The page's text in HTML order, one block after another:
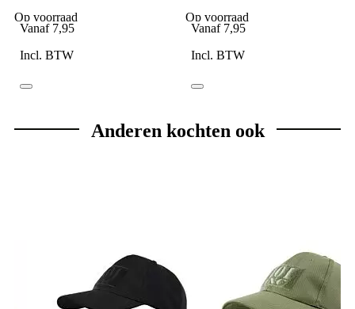
Op voorraad
Vanaf 7,95
Incl. BTW
Op voorraad
Vanaf 7,95
Incl. BTW
Anderen kochten ook